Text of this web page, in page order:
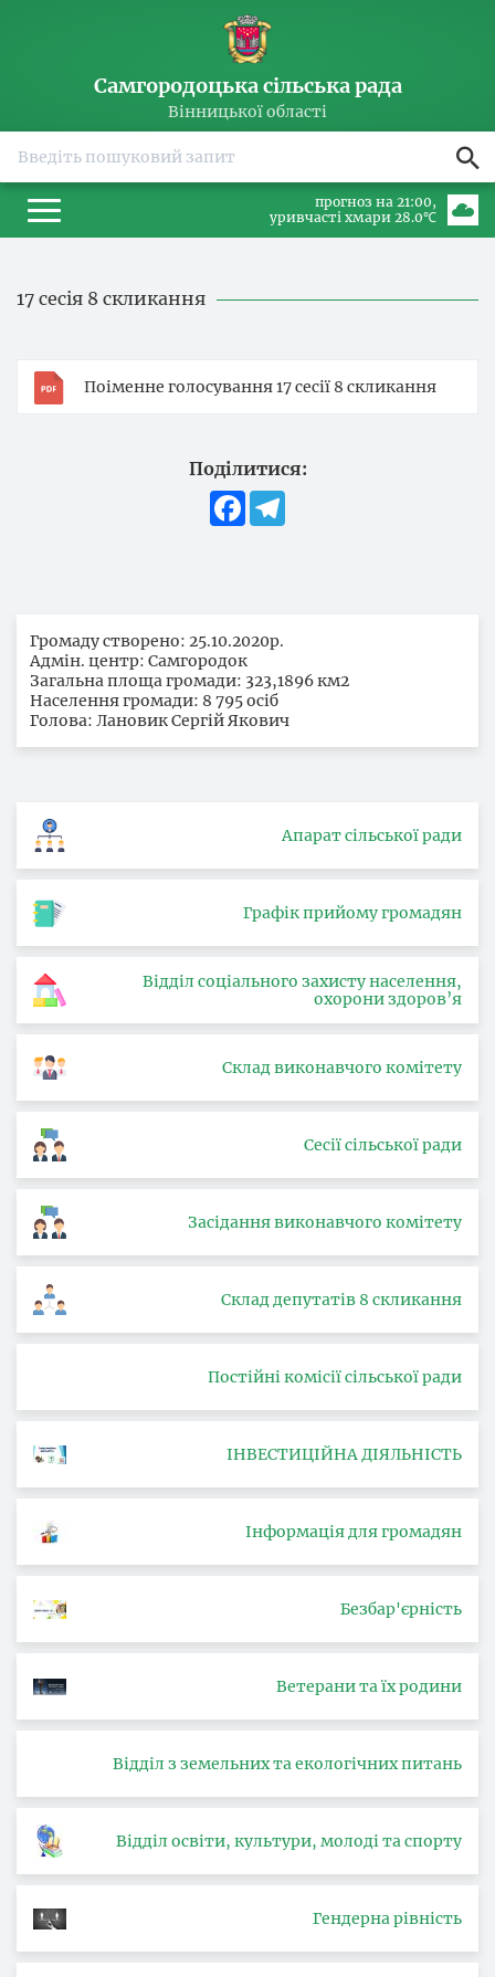
Самгородоцька сільська рада
Вінницької області
прогноз на 21:00
уривчасті хмари 28.0℃
17 сесія 8 скликання
Поіменне голосування 17 сесії 8 скликання
Поділитися:
Facebook
Громаду створено: 25.10.2020р.
Адмін. центр: Самгородок
Загальна площа громади: 323,1896 км2
Населення громади: 8 795 осіб
Голова: Лановик Сергій Якович
Апарат сільської ради
Графік прийому громадян
Відділ соціального захисту населення,
охорони здоров’я
Склад виконавчого комітету
Сесії сільської ради
Засідання виконавчого комітету
Склад депутатів 8 скликання
Постійні комісії сільської ради
ІНВЕСТИЦІЙНА ДІЯЛЬНІСТЬ
Інформація для громадян
Безбар'єрність
Ветерани та їх родини
Відділ з земельних та екологічних питань
Відділ освіти, культури, молоді та спорту
Гендерна рівність